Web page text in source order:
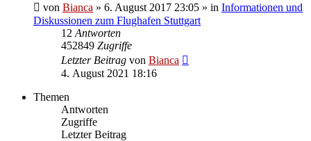
von Bianca » 6. August 2017 23:05 » in Informationen und
Diskussionen zum Flughafen Stuttgart
12 Antworten
452849 Zugriffe
Letzter Beitrag von Bianca
4. August 2021 18:16
Themen
Antworten
Zugriffe
Letzter Beitrag